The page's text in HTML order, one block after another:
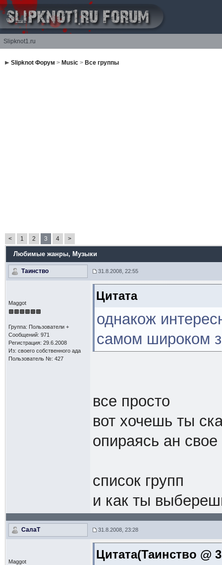
Slipknot1.ru
Slipknot Форум > Music> Все группы
< 1 2 3 4 >
Любимые жанры, Музыки
Таинство 31.8.2008, 22:55
Maggot
Группа: Пользователи +
Сообщений: 971
Регистрация: 29.6.2008
Из: своего собственного ада
Пользователь №: 427
Цитата
однакож
самом широком
все просто
вот хочешь ты
опираясь ан
список групп
и как ты
СалаТ 31.8.2008, 23:28
Maggot
Цитата(Таинство @